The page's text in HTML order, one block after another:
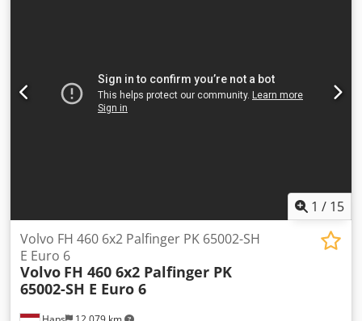
1 / 15
Volvo FH 460 6x2 Palfinger PK 65002-SH
E Euro 6
Volvo FH 460 6x2 Palfinger PK
65002-SH E Euro 6